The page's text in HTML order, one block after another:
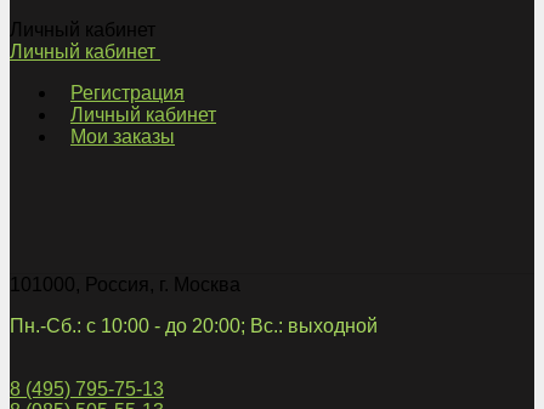
Личный кабинет
Личный кабинет
Регистрация
Личный кабинет
Мои заказы
101000, Россия , г. Москва
Пн.-Сб.: с 10:00 - до 20:00; Вс.: выходной
8 (495) 795-75-13